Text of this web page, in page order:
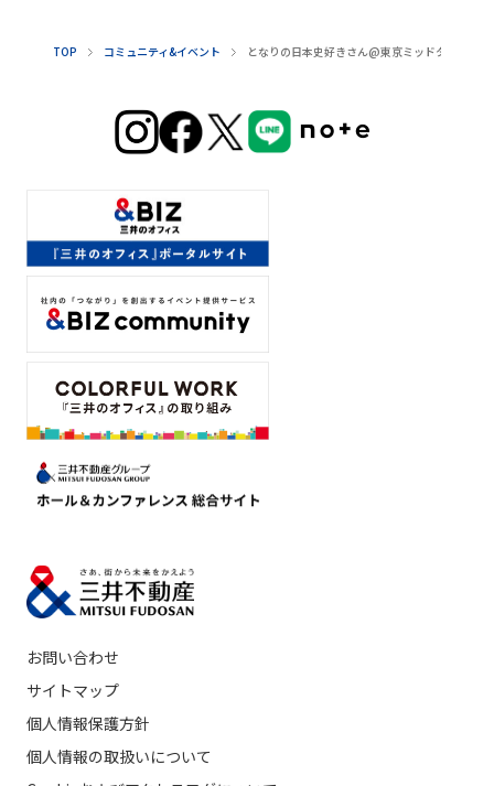
TOP コミュニティ&イベント となりの日本史好きさん@東京ミッドタウン八重
お問い合わせ
サイトマップ
個人情報保護方針
個人情報の取扱いについて